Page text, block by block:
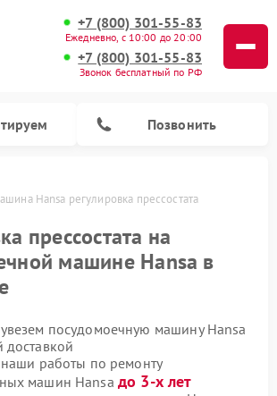
+7 (800) 301-55-83
Ежедневно, с 10:00 до 20:00
+7 (800) 301-55-83
Звонок бесплатный по РФ
Позвонить
Hansa регулировка прессостата
прессостата на
машине Hansa в
посудомоечную машину Hansa
доставкой
наши работы по ремонту
машин Hansa до 3-х лет